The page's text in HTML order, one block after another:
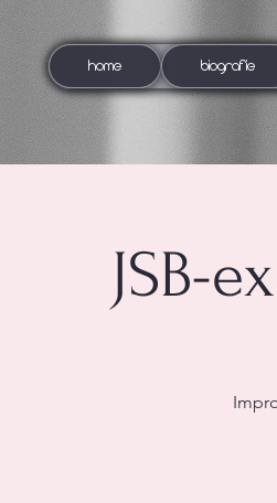
HOME BIOGRAFIE
JSB-